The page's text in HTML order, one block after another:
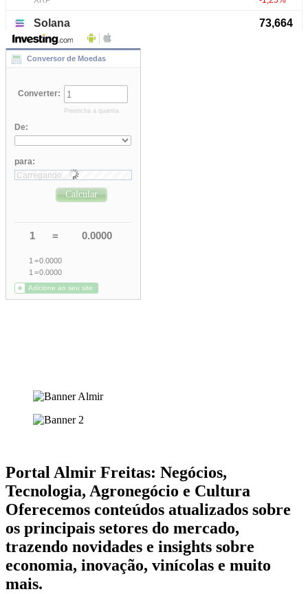
Portal Almir Freitas: Negócios,
Tecnologia, Agronegócio e Cultura
Oferecemos conteúdos atualizados sobre
os principais setores do mercado,
trazendo novidades e insights sobre
economia, inovação, vinícolas e muito
mais.